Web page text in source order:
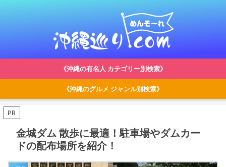
《沖縄の有名人 カテゴリー別検索》
《沖縄のグルメ ジャンル別検索》
PR
金城ダム 散歩に最適！駐車場やダムカー
ドの配布場所を紹介！